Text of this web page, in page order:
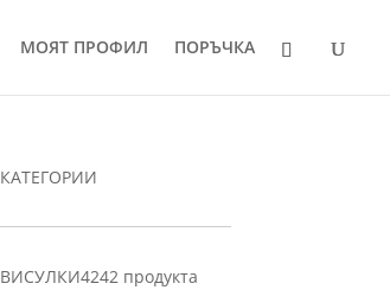
МОЯТ ПРОФИЛ ПОРЪЧКА
КАТЕГОРИИ
ВИСУЛКИ4242 продукта